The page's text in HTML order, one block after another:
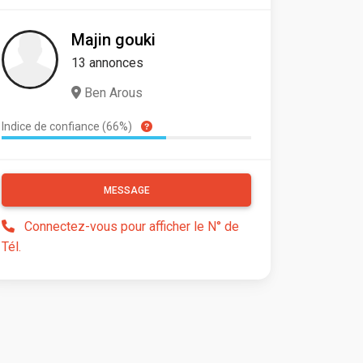
Majin gouki
13 annonces
Ben Arous
Indice de confiance (66%)
MESSAGE
Connectez-vous pour afficher le N° de
Tél.